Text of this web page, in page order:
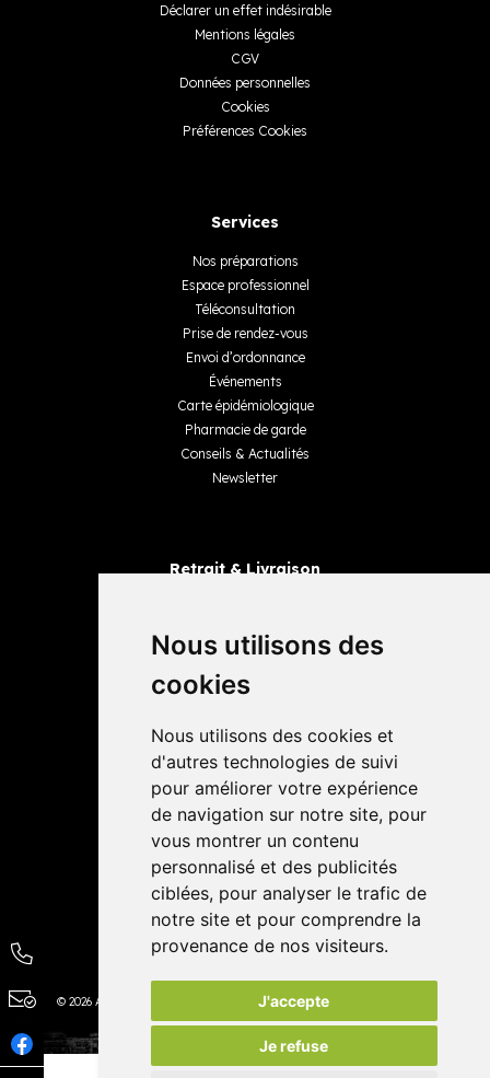
Nous utilisons des
cookies
Nous utilisons des cookies et
d'autres technologies de suivi
pour améliorer votre expérience
de navigation sur notre site, pour
vous montrer un contenu
personnalisé et des publicités
ciblées, pour analyser le trafic de
notre site et pour comprendre la
provenance de nos visiteurs.
J'accepte
Je refuse
Déclarer un effet indésirable
Mentions légales
CGV
Données personnelles
Cookies
Préférences Cookies
Services
Nos préparations
Espace professionnel
Téléconsultation
Prise de rendez-vous
Envoi d’ordonnance
Événements
Carte épidémiologique
Pharmacie de garde
Conseils & Actualités
Newsletter
Retrait & Livraison
Livraisons
4,4 / 5 65 avis
© 2026 Autour de la Pharmacie Tous droits réservés